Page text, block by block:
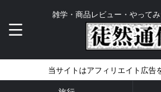
雑学・商品レビュー・やって
当サイトはアフィリエイト広告